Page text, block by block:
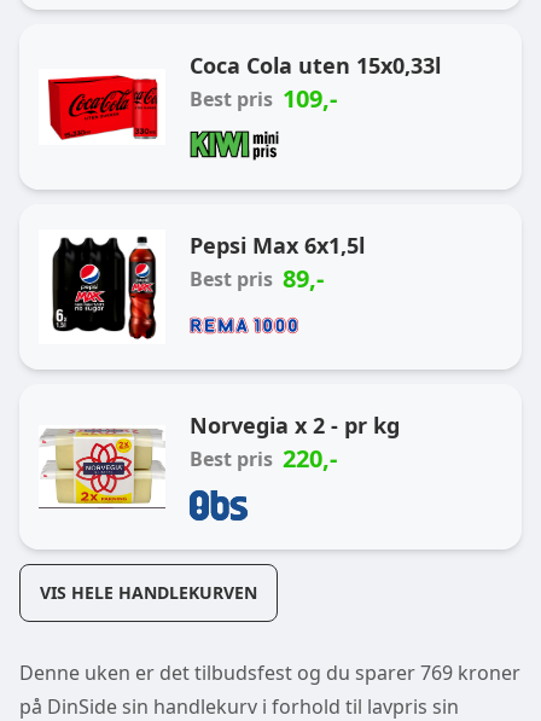
Coca Cola uten 15x0,33l
Best pris 109,-
Pepsi Max 6x1,5l
Best pris 89,-
Norvegia x 2 - pr kg
Best pris 220,-
VIS HELE HANDLEKURVEN
Denne uken er det tilbudsfest og du sparer 769 kroner
på DinSide sin handlekurv i forhold til lavpris sin